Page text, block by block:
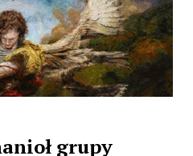
grupy